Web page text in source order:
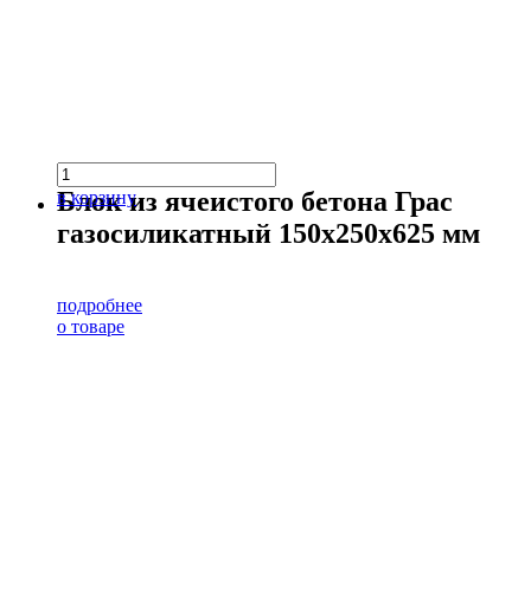
в корзину
Блок из ячеистого бетона Грас
газосиликатный 150х250х625 мм
подробнее
о товаре